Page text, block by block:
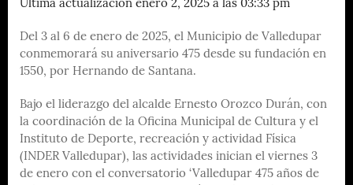
Última actualización enero 2, 2025 a las 03:33 pm
Del 3 al 6 de enero de 2025, el Municipio de Valledupar
conmemorará su aniversario 475 desde su fundación en
1550, por Hernando de Santana.
Bajo el liderazgo del alcalde Ernesto Orozco Durán, con
la coordinación de la Oficina Municipal de Cultura y el
Instituto de Deporte, recreación y actividad Física
(INDER Valledupar), las actividades inician el viernes 3
de enero con el conversatorio ‘Valledupar 475 años de